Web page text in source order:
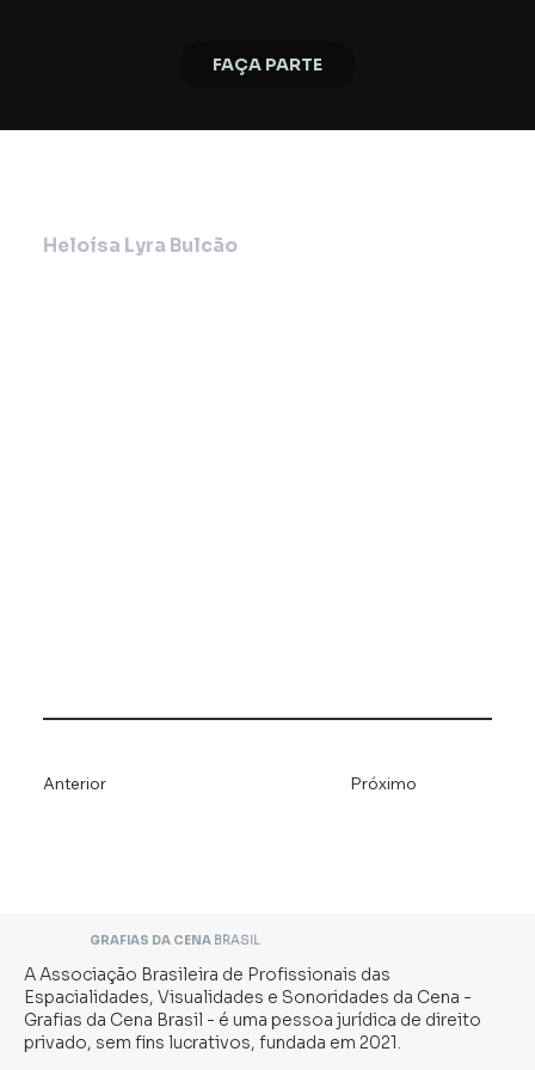
FAÇA PARTE
Heloísa Lyra Bulcão
Próximo
Anterior
GRAFIAS DA CENA BRASIL
A Associação Brasileira de Profissionais das
Espacialidades, Visualidades e Sonoridades da Cena -
Grafias da Cena Brasil - é uma pessoa jurídica de direito
privado, sem fins lucrativos, fundada em 2021.